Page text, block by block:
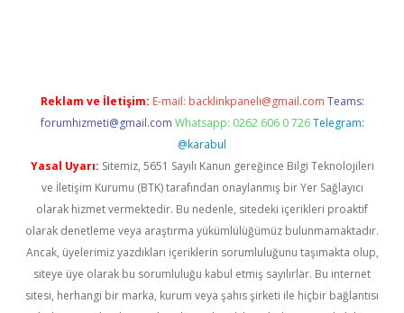
Reklam ve İletişim: E-mail: backlinkpaneli@gmail.com Teams:
forumhizmeti@gmail.com Whatsapp: 0262 606 0 726 Telegram:
@karabul
Yasal Uyarı: Sitemiz, 5651 Sayılı Kanun gereğince Bilgi Teknolojileri
ve İletişim Kurumu (BTK) tarafından onaylanmış bir Yer Sağlayıcı
olarak hizmet vermektedir. Bu nedenle, sitedeki içerikleri proaktif
olarak denetleme veya araştırma yükümlülüğümüz bulunmamaktadır.
Ancak, üyelerimiz yazdıkları içeriklerin sorumluluğunu taşımakta olup,
siteye üye olarak bu sorumluluğu kabul etmiş sayılırlar. Bu internet
sitesi, herhangi bir marka, kurum veya şahıs şirketi ile hiçbir bağlantısı